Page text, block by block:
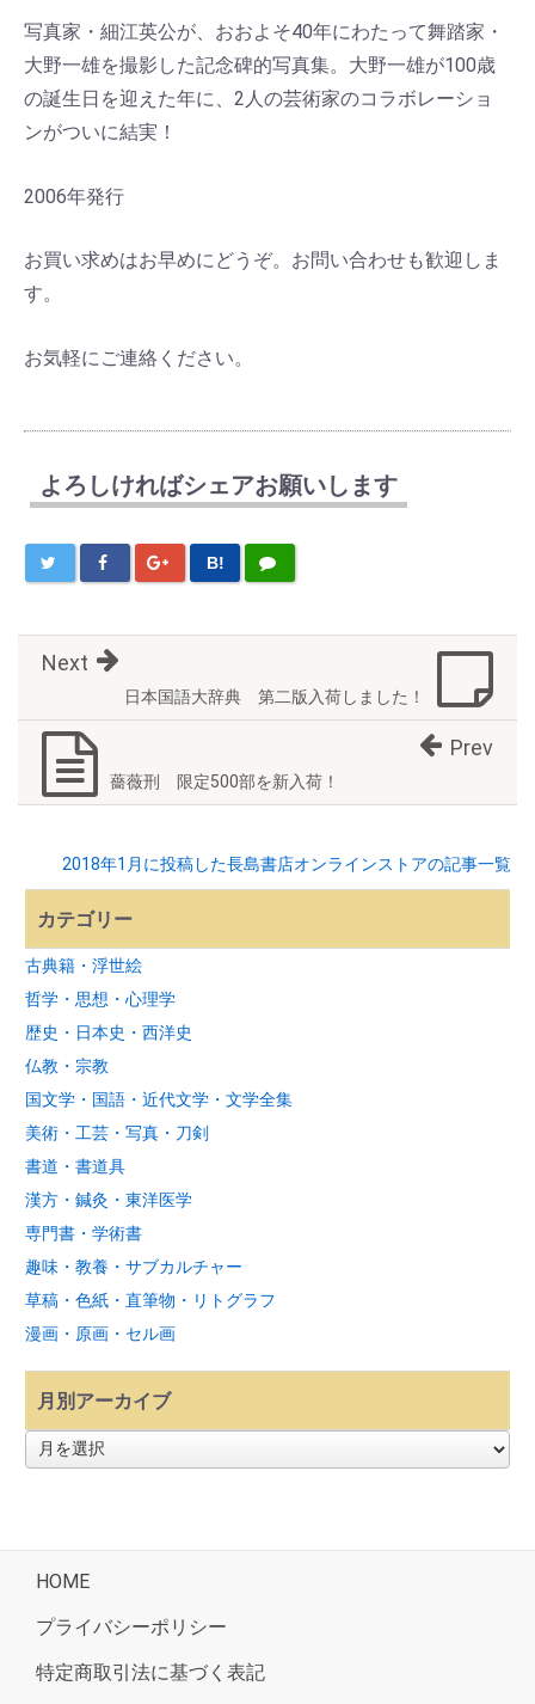
写真家・細江英公が、おおよそ40年にわたって舞踏家・
大野一雄を撮影した記念碑的写真集。大野一雄が100歳
の誕生日を迎えた年に、2人の芸術家のコラボレーショ
ンがついに結実！
2006年発行
お買い求めはお早めにどうぞ。お問い合わせも歓迎しま
す。
お気軽にご連絡ください。
よろしければシェアお願いします
B!
日本国語大辞典 第二版入荷しました！
Next
薔薇刑 限定500部を新入荷！
Prev
2018年1月に投稿した長島書店オンラインストアの記事一覧
カテゴリー
古典籍・浮世絵
哲学・思想・心理学
歴史・日本史・西洋史
仏教・宗教
国文学・国語・近代文学・文学全集
美術・工芸・写真・刀剣
書道・書道具
漢方・鍼灸・東洋医学
専門書・学術書
趣味・教養・サブカルチャー
草稿・色紙・直筆物・リトグラフ
漫画・原画・セル画
月別アーカイブ
月
別
ブHOME
プライバシーポリシー
特定商取引法に基づく表記